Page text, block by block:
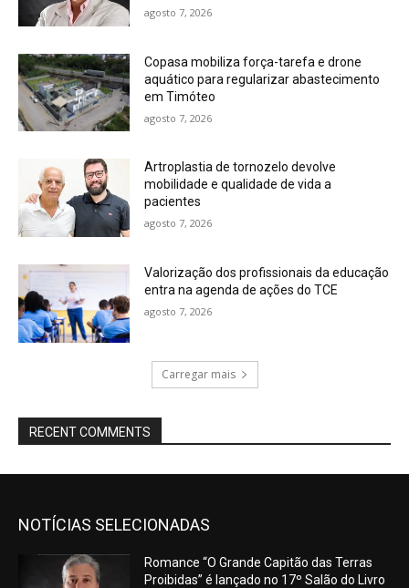
agosto 7, 2026
Copasa mobiliza força-tarefa e drone
aquático para regularizar abastecimento
em Timóteo
agosto 7, 2026
Artroplastia de tornozelo devolve
mobilidade e qualidade de vida a
pacientes
agosto 7, 2026
Valorização dos profissionais da educação
entra na agenda de ações do TCE
agosto 7, 2026
Carregar mais
RECENT COMMENTS
NOTÍCIAS SELECIONADAS
Romance “O Grande Capitão das Terras
Proibidas” é lançado no 17º Salão do Livro